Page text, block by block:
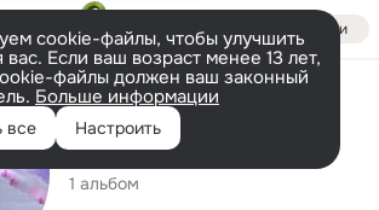
Войти
cookie-файлы, чтобы улучшить
Если ваш возраст менее 13 лет,
файлы должен ваш законный
Больше информации
все Настроить
Исполнитель
Kiid katze
1 альбом